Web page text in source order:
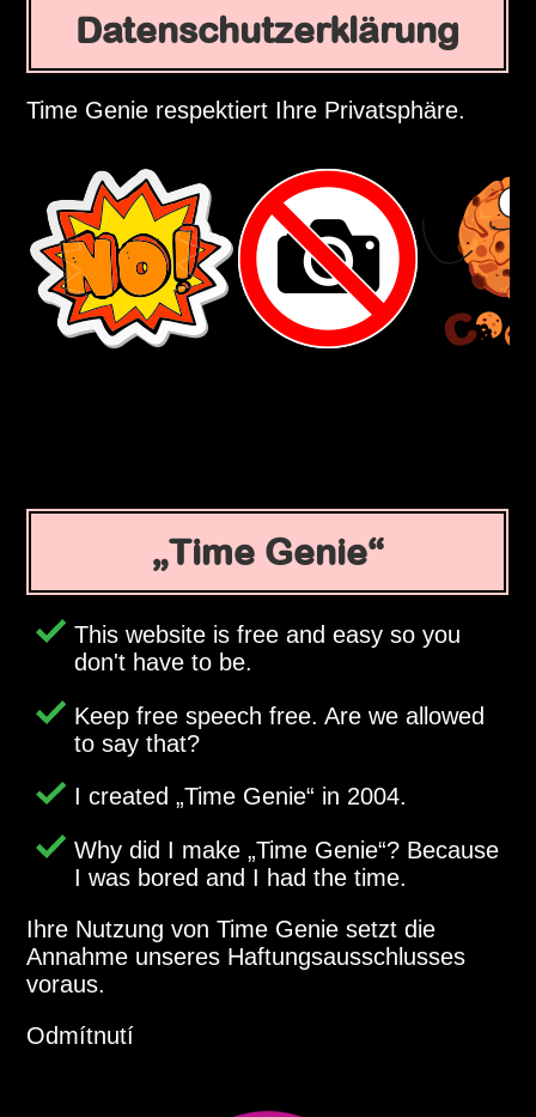
Datenschutzerklärung
Time Genie respektiert Ihre Privatsphäre.
Time Genie
This website is free and easy so you
don't have to be.
Keep free speech free. Are we allowed
to say that?
I created Time Genie in 2004.
Why did I make Time Genie ? Because
I was bored and I had the time.
Ihre Nutzung von Time Genie setzt die
Annahme unseres Haftungsausschlusses
voraus.
Odmítnutí